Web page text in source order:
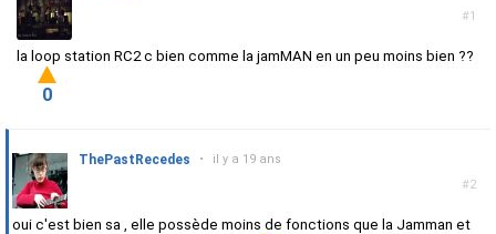
#1
la loop station RC2 c bien comme la jamMAN en un peu moins bien ??
0
#2
ThePastRecedes • il y a 19 ans
oui c'est bien sa , elle possède moins de fonctions que la Jamman et